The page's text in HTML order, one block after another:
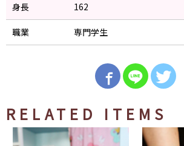
身長 162
職業 専門学生
RELATED ITEMS